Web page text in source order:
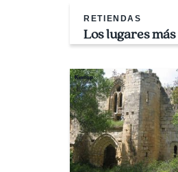
RETIENDAS
Los lugares
Kurrop